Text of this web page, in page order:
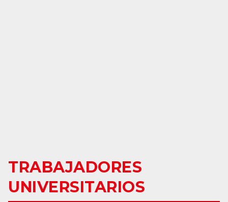
TRABAJADORES
UNIVERSITARIOS